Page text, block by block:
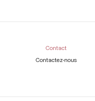
Contact
Contactez-nous